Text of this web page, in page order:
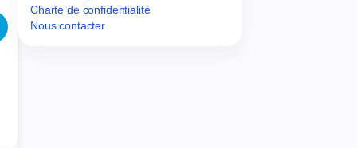
Charte de confidentialité
Nous contacter